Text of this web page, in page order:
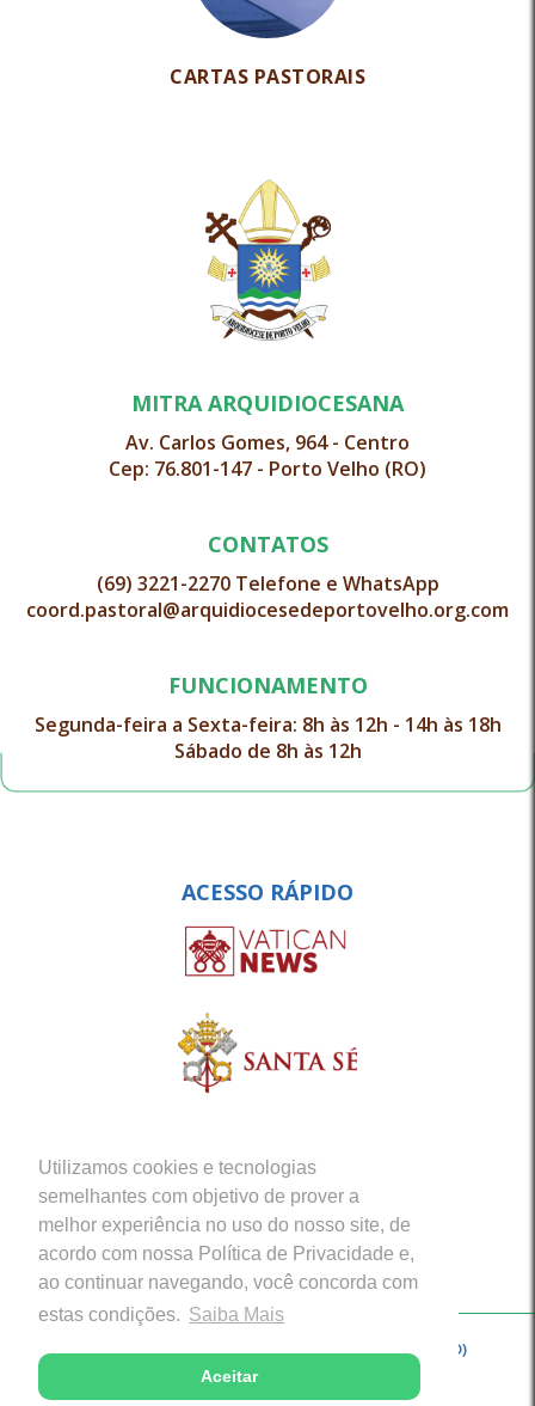
Utilizamos cookies e tecnologias
semelhantes com objetivo de prover a
melhor experiência no uso do nosso site, de
acordo com nossa Política de Privacidade e,
ao continuar navegando, você concorda com
estas condições. Saiba Mais
Aceitar
CARTAS PASTORAIS
MITRA ARQUIDIOCESANA
Av. Carlos Gomes, 964 - Centro
Cep: 76.801-147 - Porto Velho (RO)
CONTATOS
(69) 3221-2270 Telefone e WhatsApp
coord.pastoral@arquidiocesedeportovelho.org.com
FUNCIONAMENTO
Segunda-feira a Sexta-feira: 8h às 12h - 14h às 18h
Sábado de 8h às 12h
ACESSO RÁPIDO
Copyright © 2026 - Arquidiocese de Porto Velho (RO)
Desenvolvido com excelência por